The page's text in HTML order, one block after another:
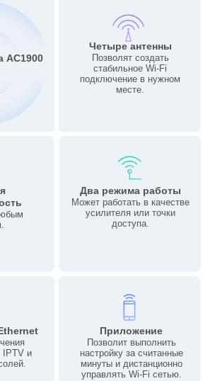
AC1900
Четыре антенны
Позволят создать
стабильное Wi‑Fi
подключение в нужном
месте.
Два режима работы
Может работать в качестве
усилителя или точки
доступа.
IPTV и
Приложение
Позволит выполнить
настройку за считанные
минуты и дистанционно
управлять Wi-Fi сетью.